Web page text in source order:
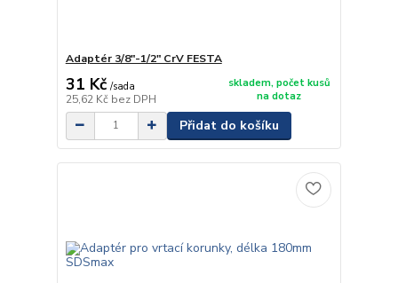
Adaptér 3/8"-1/2" CrV FESTA
31 Kč /sada
25,62 Kč bez DPH
skladem, počet kusů
na dotaz
Přidat do košíku